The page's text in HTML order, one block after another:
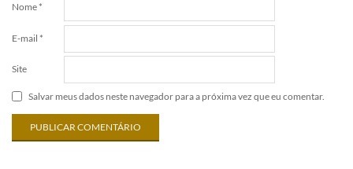
Nome *
E-mail *
Site
Salvar meus dados neste navegador para a próxima vez que eu comentar.